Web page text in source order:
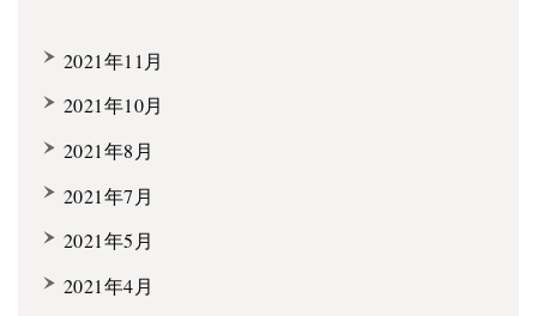
2021年11月
2021年10月
2021年8月
2021年7月
2021年5月
2021年4月